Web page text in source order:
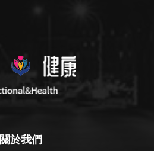
關於我們